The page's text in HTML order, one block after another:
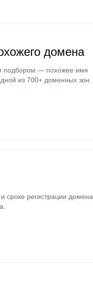
домена
подбором — похожее имя
из 700+ доменных зон.
сроке регистрации домена,